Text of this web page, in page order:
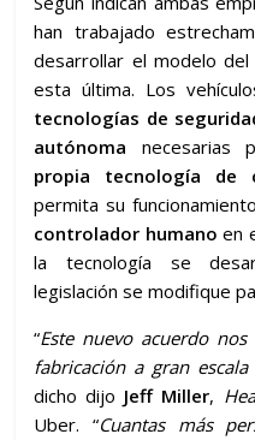
han trabajado
desarrollar el modelo del
esta última. Los
tecnologías de
autónoma necesarias
propia tecnología de
permita su funcionamiento
controlador humanoen
la tecnología se
legislación se modifique
“Este nuevo acuerdo
fabricación a gran
dicho dijo Jeff Miller,
Uber. “Cuantas más